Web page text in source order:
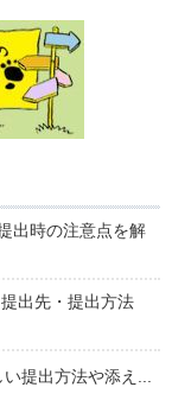
出時の注意点を解
出先・提出方法
提出方法や添え...